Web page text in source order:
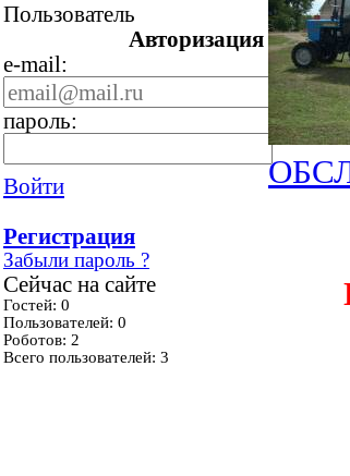
Пользователь
Авторизация
e-mail:
пароль:
Войти
Регистрация
Забыли пароль ?
Сейчас на сайте
Гостей: 0
Пользователей: 0
Роботов: 2
Всего пользователей: 3